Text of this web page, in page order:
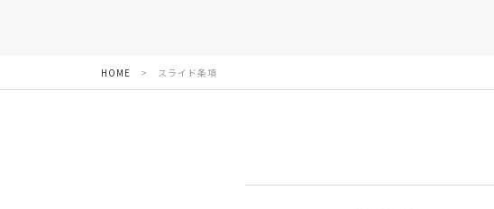
HOME > スライド条項